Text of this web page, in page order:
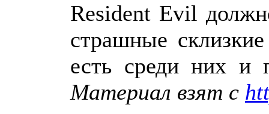
Resident Evil
страшные
есть среди них и
Материал взят с